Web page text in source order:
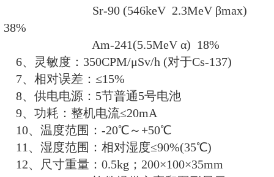
7、单位显示CPM、CPS、μSv/h
8、800条超大容量数据存储，断
9、采用模拟标尺和数字显示，
10、USB接口功能。
11、标配提供RenriCont表面污
主要技术指标